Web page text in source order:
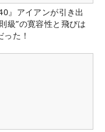
』アイアンが引き出
級”の寛容性と飛びは
った！